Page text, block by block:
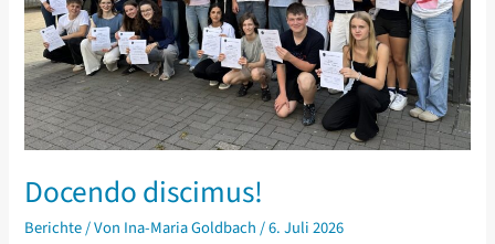
Docendo discimus!
Berichte/ Von Ina-Maria Goldbach/6. Juli 2026